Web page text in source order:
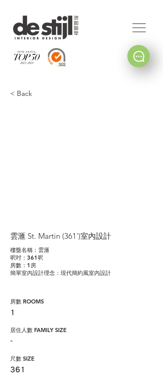
< Back
雲滙 St. Martin (361')室內設計
樓盤名稱：雲滙
呎吋：361呎
房數：1房
簡單室內設計理念：現代簡約風室內設計
房數 ROOMS
1
居住人數 FAMILY SIZE
-
​尺數 SIZE
361